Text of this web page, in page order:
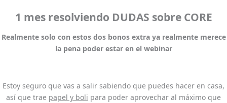
1 mes resolviendo DUDAS sobre CORE
Realmente solo con estos dos bonos extra ya realmente merece
la pena poder estar en el webinar
Estoy seguro que vas a salir sabiendo que puedes hacer en casa,
así que trae papel y boli para poder aprovechar al máximo que